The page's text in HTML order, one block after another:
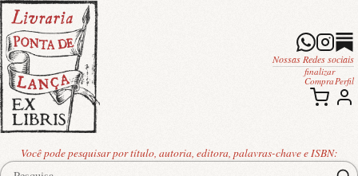
Você pode pesquisar por título, autoria, editora, palavras-chave e ISBN:
Nossas Redes sociais
finalizar
Compra Perfil